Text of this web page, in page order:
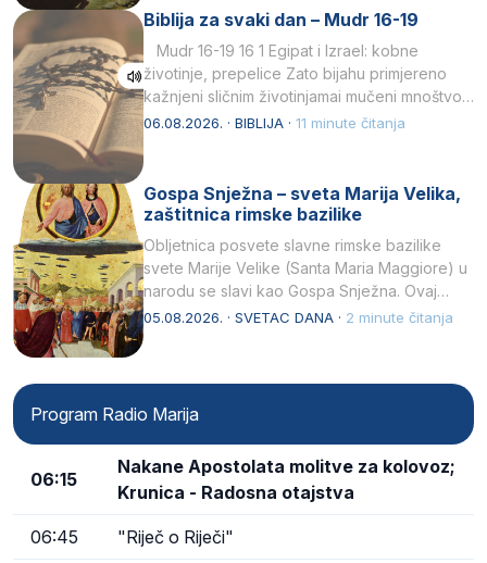
Biblija za svaki dan – Mudr 16-19
Mudr 16-19 16 1 Egipat i Izrael: kobne
životinje, prepelice Zato bijahu primjereno
kažnjeni sličnim životinjamai mučeni mnoštvom
kukaca.2 A narod…
06.08.2026. · BIBLIJA · 11 minute čitanja
Gospa Snježna – sveta Marija Velika,
zaštitnica rimske bazilike
Obljetnica posvete slavne rimske bazilike
svete Marije Velike (Santa Maria Maggiore) u
narodu se slavi kao Gospa Snježna. Ovaj
naziv, Sancta Maria…
05.08.2026. · SVETAC DANA · 2 minute čitanja
Program Radio Marija
06:15
Nakane Apostolata molitve za kolovoz;
Krunica - Radosna otajstva
06:45 "Riječ o Riječi"